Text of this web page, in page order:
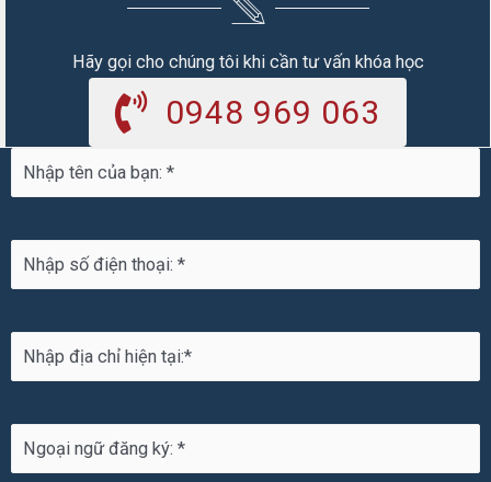
Hãy gọi cho chúng tôi khi cần tư vấn khóa học
0948 969 063